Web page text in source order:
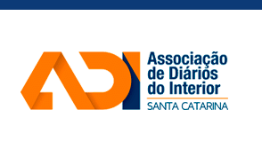
Ir
conteúdo